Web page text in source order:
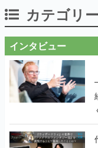
カテゴリ
インタビュー